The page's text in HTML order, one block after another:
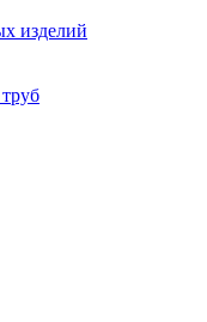
изделий